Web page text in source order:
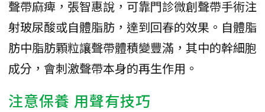
聲帶麻痺，張智惠說，可靠門診微創聲帶手術注
射玻尿酸或自體脂肪，達到回春的效果。自體脂
肪中脂肪顆粒讓聲帶體積變豐滿，其中的幹細胞
成分，會刺激聲帶本身的再生作用。
注意保養 用聲有技巧